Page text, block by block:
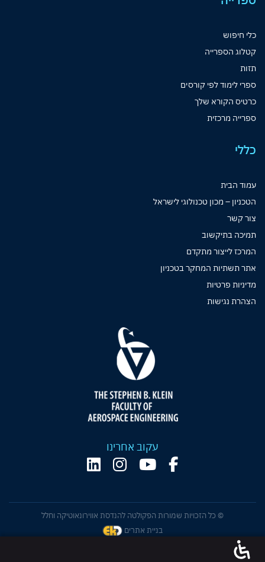
כלי חיפוש
קטלוג הספרייה
תזות
ספרי לימוד לפי קורסים
כרטיס הקורא שלך
ספרייה מרכזית
כללי
עמוד הבית
הטכניון – מכון טכנולוגי לישראל
צור קשר
תמיכה בתיקשוב
המרכז לייצור מתקדם
אתר תשתיות המחקר בטכניון
מדיניות פרטיות
הצהרת נגישות
עקוב אחרינו
© כל הזכויות שמורות הפקולטה להנדסת אווירונאוטיקה וחלל
בניית אתרים